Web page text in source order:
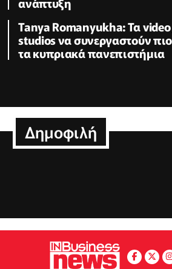
Tanya Romanyukha: Τα
studios να συνεργαστούν
τα κυπριακά πανεπιστήμια
Δημοφιλή